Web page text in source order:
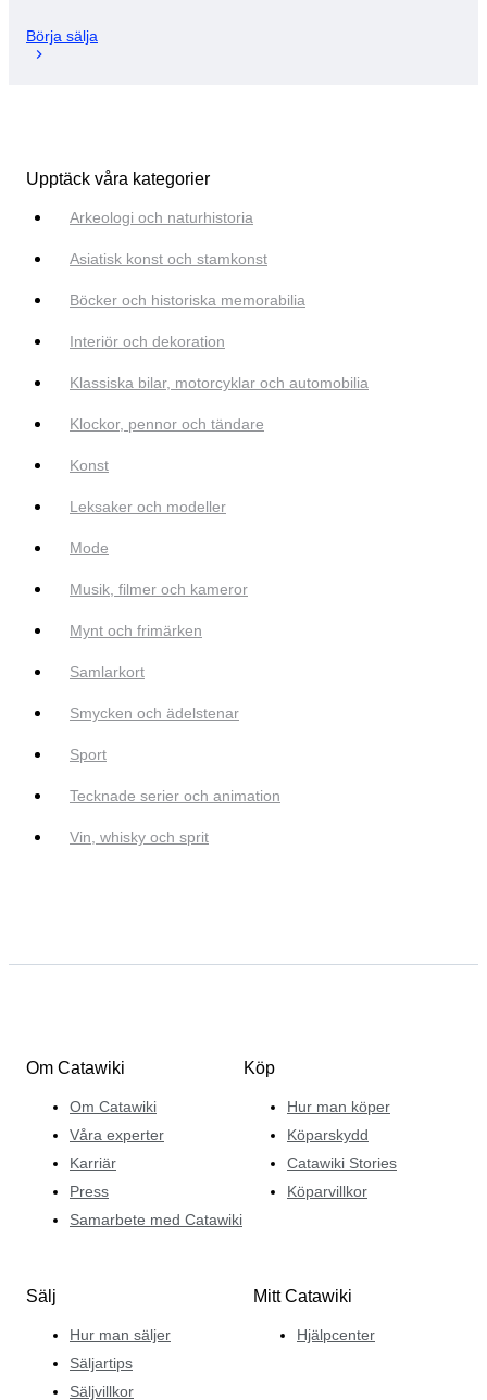
Börja sälja
Upptäck våra kategorier
Arkeologi och naturhistoria
Asiatisk konst och stamkonst
Böcker och historiska memorabilia
Interiör och dekoration
Klassiska bilar, motorcyklar och automobilia
Klockor, pennor och tändare
Konst
Leksaker och modeller
Mode
Musik, filmer och kameror
Mynt och frimärken
Samlarkort
Smycken och ädelstenar
Sport
Tecknade serier och animation
Vin, whisky och sprit
Om Catawiki
Om Catawiki
Våra experter
Karriär
Press
Samarbete med Catawiki
Köp
Hur man köper
Köparskydd
Catawiki Stories
Köparvillkor
Sälj
Hur man säljer
Säljartips
Säljvillkor
Mitt Catawiki
Hjälpcenter